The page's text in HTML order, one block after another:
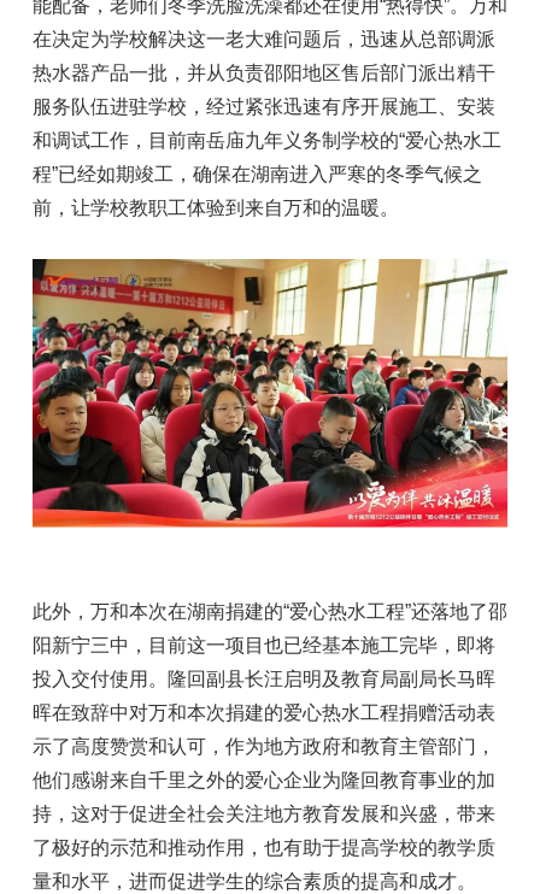
能配备，老师们冬季洗脸洗澡都还在使用“热得快”。万和
在决定为学校解决这一老大难问题后，迅速从总部调派
热水器产品一批，并从负责邵阳地区售后部门派出精干
服务队伍进驻学校，经过紧张迅速有序开展施工、安装
和调试工作，目前南岳庙九年义务制学校的“爱心热水工
程”已经如期竣工，确保在湖南进入严寒的冬季气候之
前，让学校教职工体验到来自万和的温暖。
此外，万和本次在湖南捐建的“爱心热水工程”还落地了邵
阳新宁三中，目前这一项目也已经基本施工完毕，即将
投入交付使用。隆回副县长汪启明及教育局副局长马晖
晖在致辞中对万和本次捐建的爱心热水工程捐赠活动表
示了高度赞赏和认可，作为地方政府和教育主管部门，
他们感谢来自千里之外的爱心企业为隆回教育事业的加
持，这对于促进全社会关注地方教育发展和兴盛，带来
了极好的示范和推动作用，也有助于提高学校的教学质
量和水平，进而促进学生的综合素质的提高和成才。